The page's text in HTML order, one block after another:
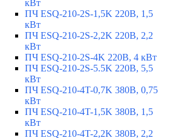
кВт
ПЧ ESQ-210-2S-1,5K 220В, 1,5
кВт
ПЧ ESQ-210-2S-2,2K 220В, 2,2
кВт
ПЧ ESQ-210-2S-4K 220В, 4 кВт
ПЧ ESQ-210-2S-5.5K 220В, 5,5
кВт
ПЧ ESQ-210-4T-0,7K 380В, 0,75
кВт
ПЧ ESQ-210-4T-1,5K 380В, 1,5
кВт
ПЧ ESQ-210-4T-2,2K 380В, 2,2